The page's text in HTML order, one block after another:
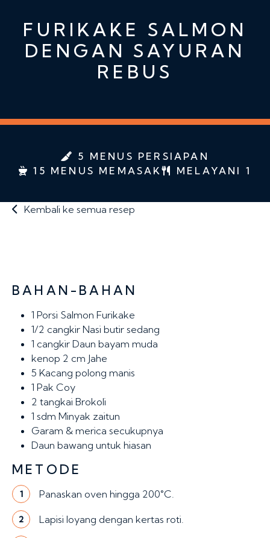
FURIKAKE SALMON
DENGAN SAYURAN
REBUS
5 MENUS PERSIAPAN
15 MENUS MEMASAK
MELAYANI 1
Kembali ke semua resep
BAHAN-BAHAN
1 Porsi Salmon Furikake
1/2 cangkir Nasi butir sedang
1 cangkir Daun bayam muda
kenop 2 cm Jahe
5 Kacang polong manis
1 Pak Coy
2 tangkai Brokoli
1 sdm Minyak zaitun
Garam & merica secukupnya
Daun bawang untuk hiasan
METODE
1 Panaskan oven hingga 200°C.
2 Lapisi loyang dengan kertas roti.